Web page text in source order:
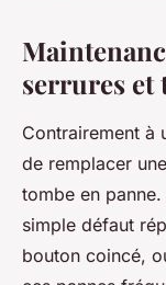
serrures et
Contrairement à
de remplacer
tombe en
simple défaut
bouton coincé,